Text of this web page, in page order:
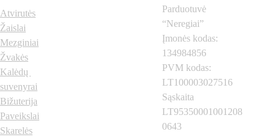
Parduotuvė
“Neregiai”
Įmonės kodas:
134984856
PVM kodas:
LT100003027516
Sąskaita
LT95350001001208
0643
Atvirutės
Žaislai
Mezginiai
Žvakės
Kalėdų
suvenyrai
Bižuterija
Paveikslai
Skarelės